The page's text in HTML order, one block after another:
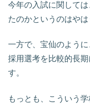
今年の入試に関して
たのかというのはやは
一方で、宝仙のよう
採用選考を比較的長
す。
もっとも、こういう